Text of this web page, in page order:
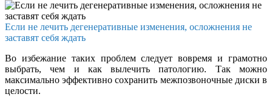
Если не лечить дегенеративные изменения, осложнения не
заставят себя ждать
Во избежание таких проблем следует вовремя и грамотно
выбрать, чем и как вылечить патологию. Так можно
максимально эффективно сохранить межпозвоночные диски в
целости.